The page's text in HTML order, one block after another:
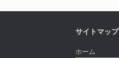
サイトマップ
ホーム